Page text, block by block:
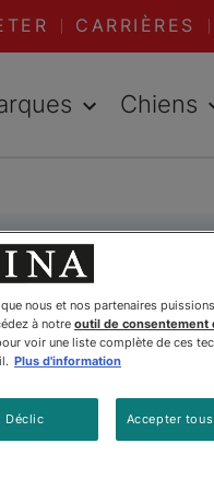
CARRIÈRES
Chiens
rend aussi
Étant donné que
qui
peut
nous et nos partenaires
à notre outil de consentement
voir une liste complète de ces
Plus d'information
Déclic Accepter